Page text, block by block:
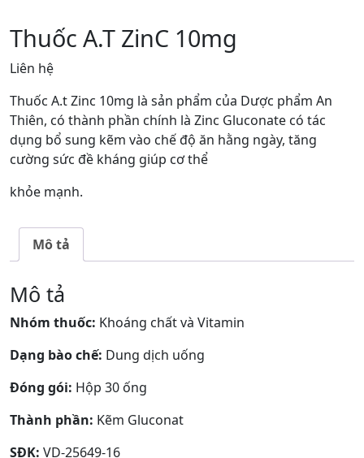
Thuốc A.T ZinC 10mg
Liên hệ
Thuốc A.t Zinc 10mg là sản phẩm của Dược phẩm An
Thiên, có thành phần chính là Zinc Gluconate có tác
dụng bổ sung kẽm vào chế độ ăn hằng ngày, tăng
cường sức đề kháng giúp cơ thể
khỏe mạnh.
Mô tả
Mô tả
Nhóm thuốc: Khoáng chất và Vitamin
Dạng bào chế: Dung dịch uống
Đóng gói: Hộp 30 ống
Thành phần: Kẽm Gluconat
SĐK: VD-25649-16